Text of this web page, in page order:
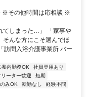
※その他時間は応相談 ※
てしまった…」 「家事や
そんな方にこそ選んでほ
訪問入浴介護事業所 バー
養内勤務OK
社員登用あり
リーター歓迎
短期
みOK 転勤なし
経験不問